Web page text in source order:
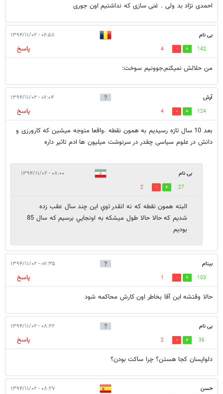
احمدی نژاد بد ولی . غنی سازی که نداشتیم اون جوری
بی نام ۰۶:۵۸ - ۱۳۹۴/۱۱/۰۲
142
4
پاسخ
من حلالش نمیکنم,جوونیم سوخت:
آرش ۰۷:۰۴ - ۱۳۹۴/۱۱/۰۲
124
4
پاسخ
بعد 10 سال تازه رسیدیم به همون نقطه .واقعا متوجه میشین که کارورزی و
دانش در علوم سیاسی چقدر در سرنوشت میلیون ها ادم تاثیر داره
بی نام ۰۸:۰۰ - ۱۳۹۴/۱۱/۰۲
27
2
البته همون نقطه كه نه انقدر توي اين چند سال عقب زده
شديم كه حالا حالا طول ميشكه به اونجايي برسيم كه سال 85
بوديم
بینام ۰۷:۳۵ - ۱۳۹۴/۱۱/۰۲
103
1
پاسخ
حالا وقتشه این آقا بخاطر اون کارش محاکمه شود
بی نام ۰۸:۲۲ - ۱۳۹۴/۱۱/۰۲
36
2
پاسخ
دلواپسان کجا هستن؟ چرا ساکت بودن؟
حسن ۰۸:۲۷ - ۱۳۹۴/۱۱/۰۲